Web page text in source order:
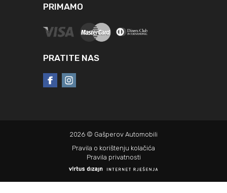
PRIMAMO
PRATITE NAS
2026 © Gašperov Automobili
Pravila o korištenju kolačića
Pravila privatnosti